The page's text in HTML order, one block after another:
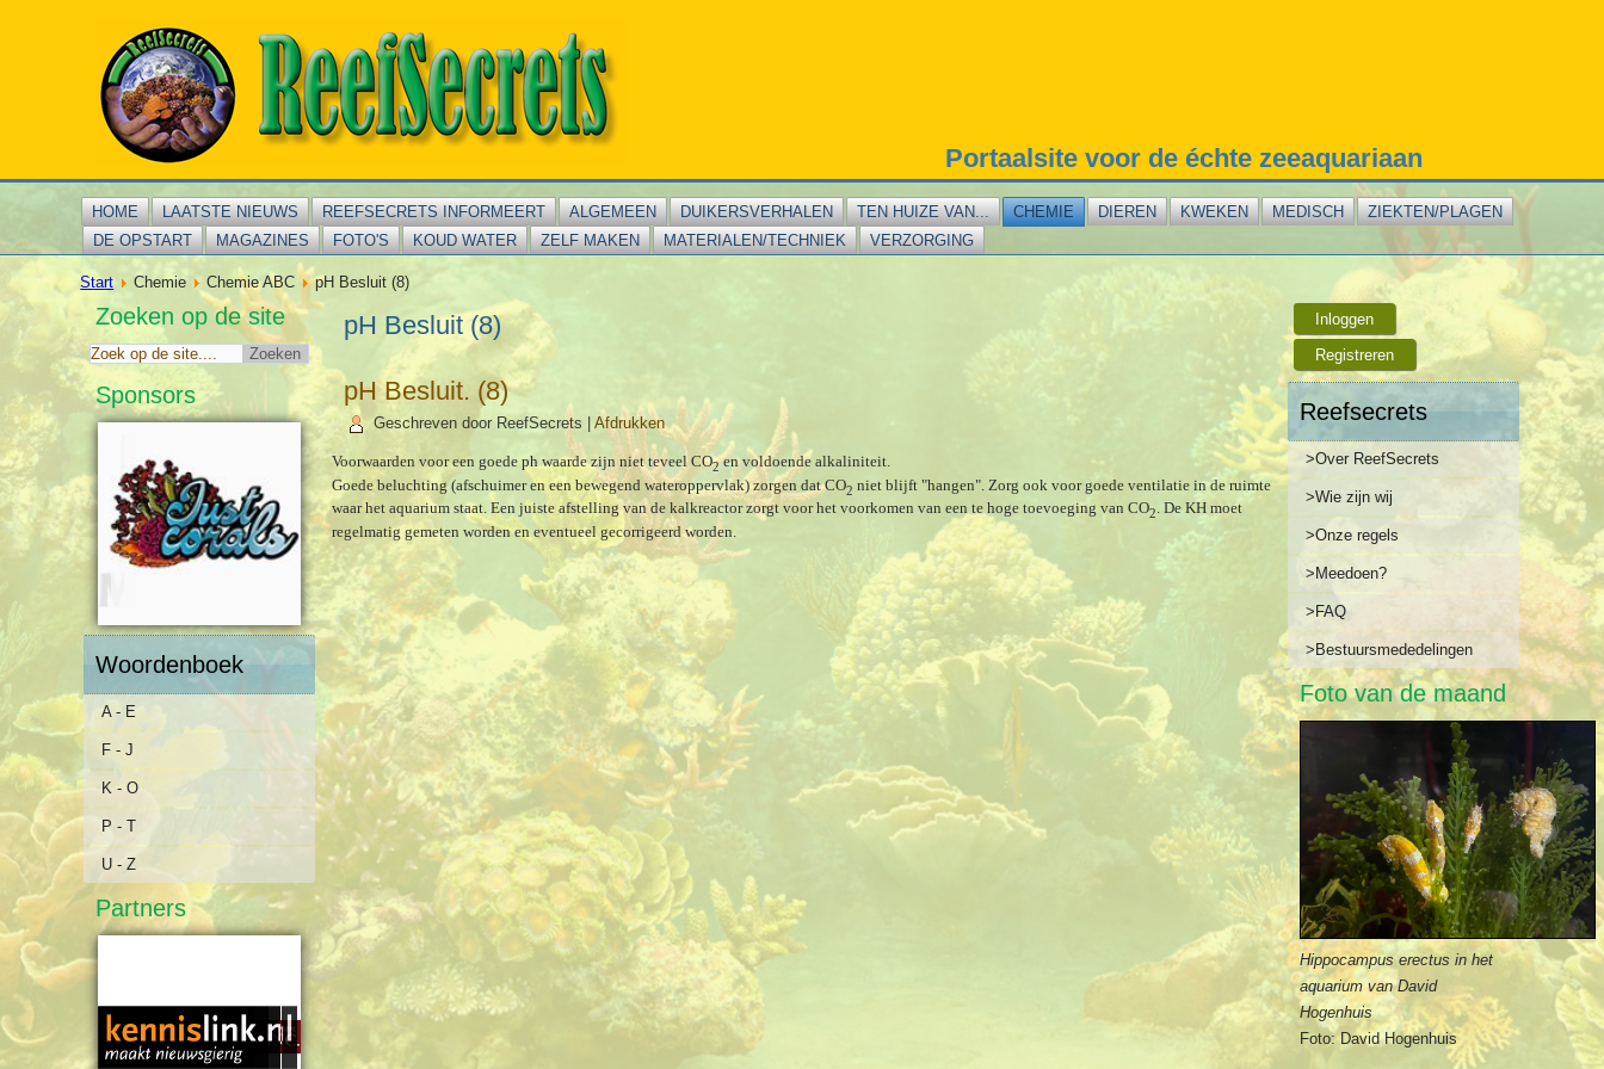
Portaalsite voor de échte zeeaquariaan
HOME LAATSTE NIEUWS REEFSECRETS INFORMEERT ALGEMEEN DUIKERSVERHALEN TEN HUIZE VAN... CHEMIE DIEREN KWEKEN MEDISCH
ZIEKTEN/PLAGEN
DE OPSTART
MAGAZINES FOTO'S KOUD WATER ZELF MAKEN MATERIALEN/TECHNIEK VERZORGING
Start Chemie Chemie ABC pH Besluit (8)
Zoeken op de site
Sponsors
Woordenboek
A - E
F - J
K - O
P - T
U - Z
Partners
pH Besluit (8)
pH Besluit. (8)
Geschreven door ReefSecrets |Afdrukken
Voorwaarden voor een goede ph waarde zijn niet teveel CO2en voldoende alkaliniteit.
Goede beluchting (afschuimer en een bewegend wateroppervlak) zorgen dat CO2niet blijft "hangen". Zorg ook voor goede ventilatie in de ruimte
waar het aquarium staat. Een juiste afstelling van de kalkreactor zorgt voor het voorkomen van een te hoge toevoeging van CO2. De KH moet
regelmatig gemeten worden en eventueel gecorrigeerd worden.
Inloggen
Registreren
Reefsecrets
>Over ReefSecrets
>Wie zijn wij
>Onze regels
>Meedoen?
>FAQ
>Bestuursmededelingen
Foto van de maand
Hippocampus erectus in het
aquarium van David
Hogenhuis
Foto: David Hogenhuis